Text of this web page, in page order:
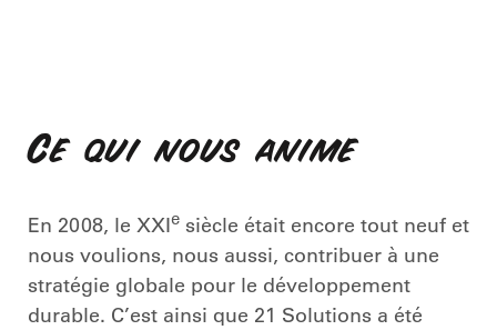
Ce qui nous anime
En 2008, le XXIe siècle était encore tout neuf et
nous voulions, nous aussi, contribuer à une
stratégie globale pour le développement
durable. C’est ainsi que 21 Solutions a été